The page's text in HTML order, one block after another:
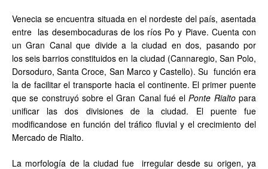
Venecia se encuentra situada en el nordeste del país, asentada
entre las desembocaduras de los ríos Po y Piave. Cuenta con
un Gran Canal que divide a la ciudad en dos, pasando por
los seis barrios constituidos en la ciudad (Cannaregio, San Polo,
Dorsoduro, Santa Croce, San Marco y Castello). Su función era
la de facilitar el transporte hacia el continente. El primer puente
que se construyó sobre el Gran Canal fué elPonte Rialtopara
unificar las dos divisiones de la ciudad. El puente fue
modificandose en función del tráfico fluvial y el crecimiento del
Mercado de Rialto.
La morfología de la ciudad fue irregular desde su origen, ya